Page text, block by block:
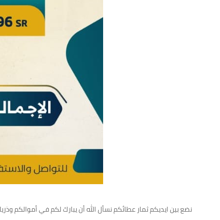
نضع بين ايديكم ثمار عطائكم نسأل الله أن يبارك لكم في أموالكم